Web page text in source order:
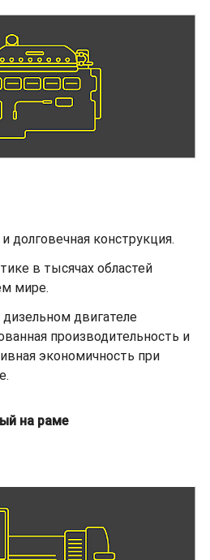
долговечная конструкция.
в тысячах областей
мире.
двигателе
производительность и
экономичность при
на раме